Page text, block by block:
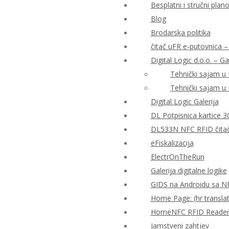
Besplatni i stručni
Blog
Brodarska politika
čitač uFR e-putovnica
Digital Logic d.o.o. –
Tehnički sajam u
Tehnički sajam u
Digital Logic Galerija
DL Potpisnica kartice
DL533N NFC RFID
eFiskalizacija
ElectrOnTheRun
Galerija digitalne logike
GIDS na Androidu sa
Home Page: (hr
HomeNFC RFID
Jamstveni zahtjev